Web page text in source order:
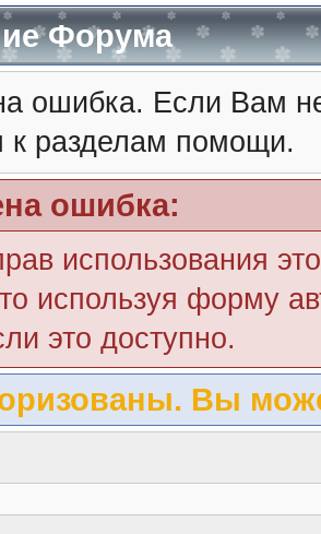
Форума
ошибка. Если Вам
к разделам помощи.
ошибка:
использования
используя форму
это доступно.
Вы